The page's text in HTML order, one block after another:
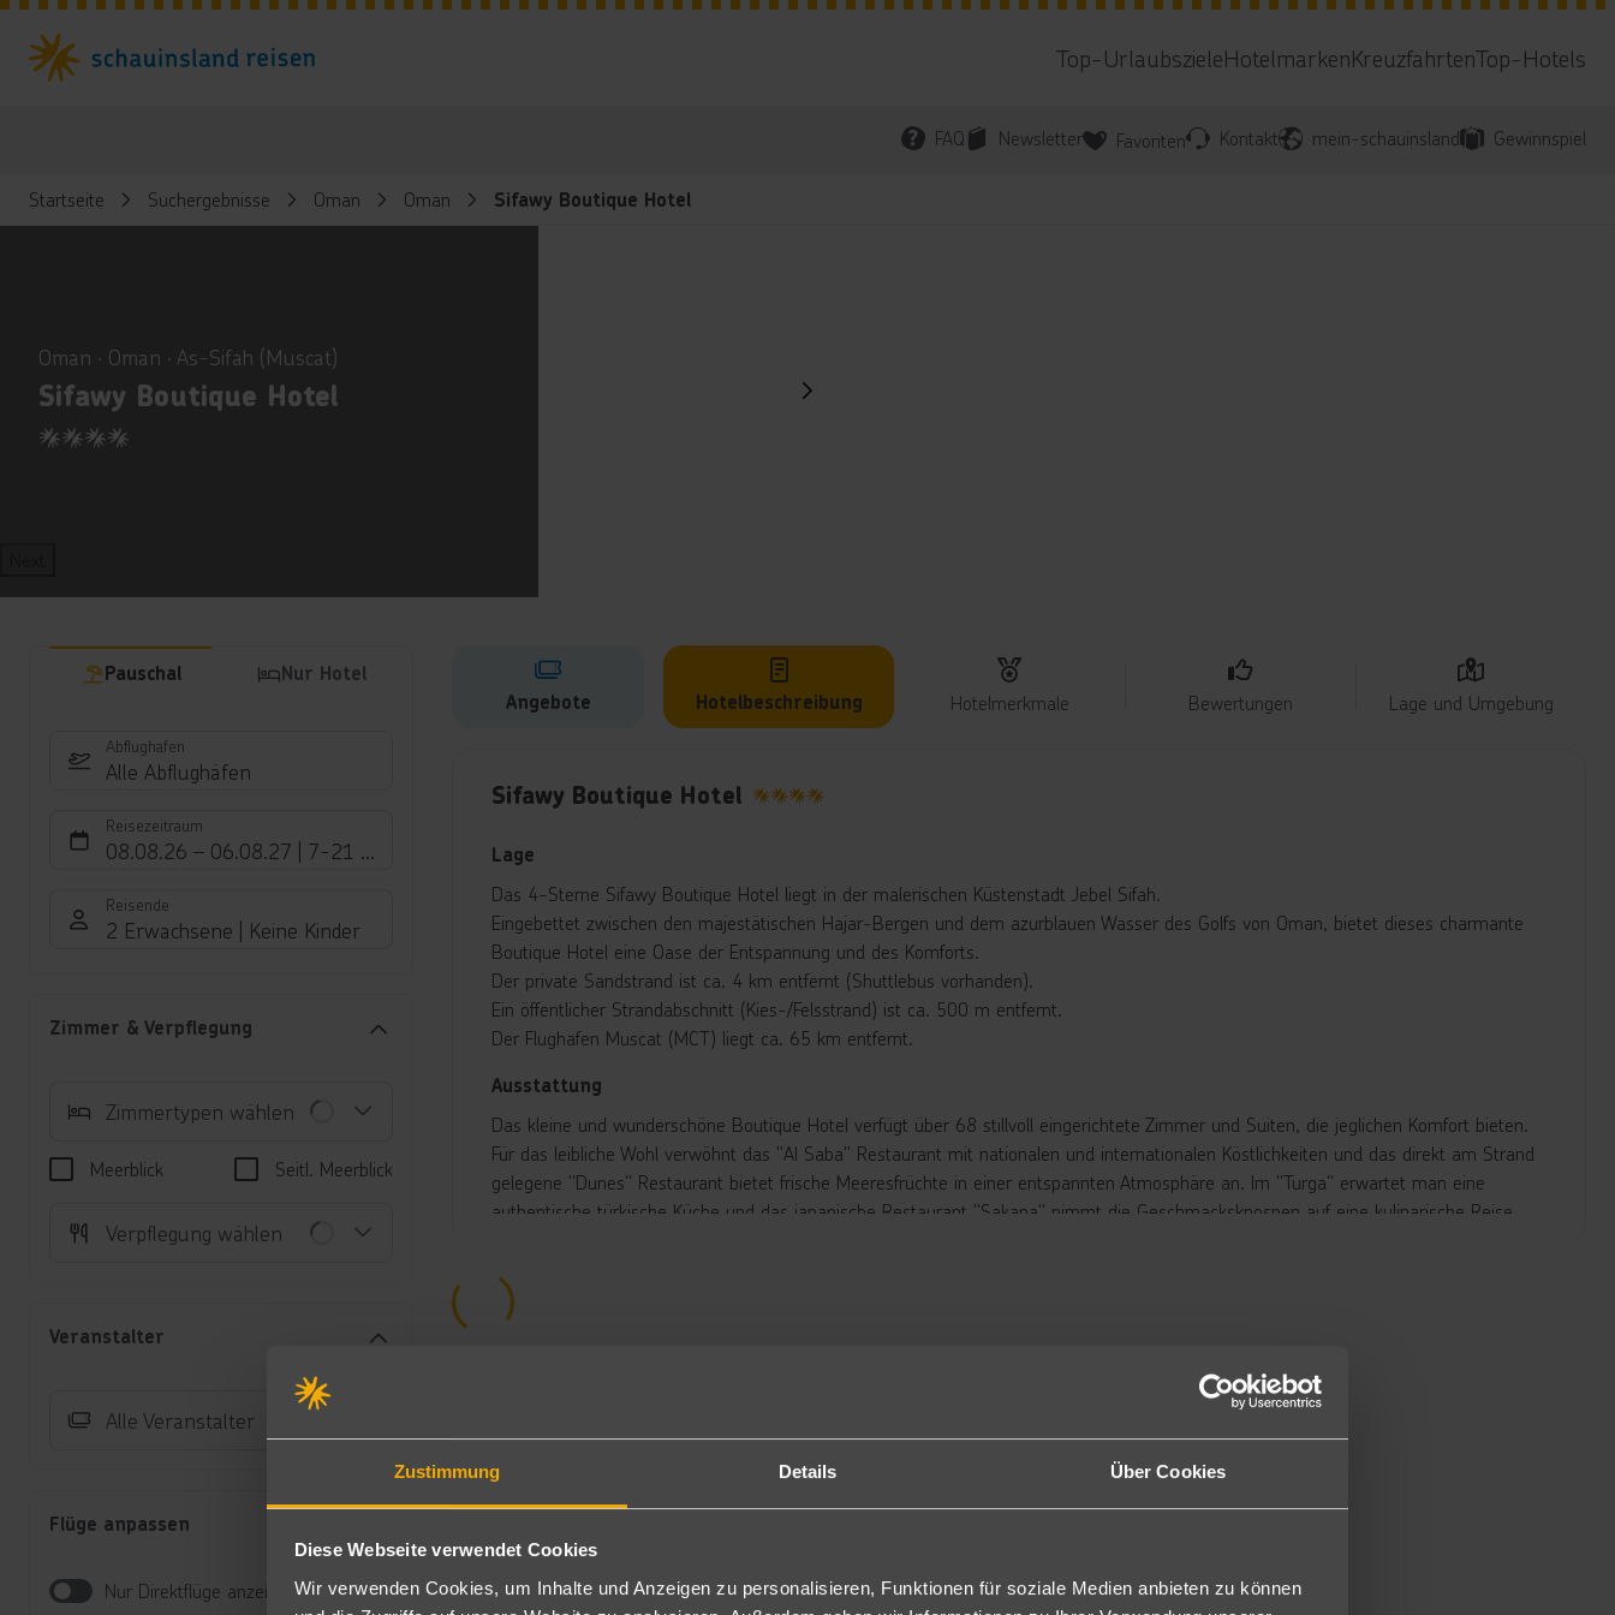
Zustimmung Details Über Cookies
Diese Webseite verwendet Cookies
Wir verwenden Cookies, um Inhalte und Anzeigen zu personalisieren, Funktionen für soziale Medien anbieten zu können
Top-UrlaubszieleHotelmarkenKreuzfahrtenTop-Hotels
FAQ Newsletter Favoriten Kontakt mein-schauinsland Gewinnspiel
Startseite Suchergebnisse Oman Oman Sifawy Boutique Hotel
Oman ∙ Oman ∙ As-Sifah (Muscat)
Sifawy Boutique Hotel
4
Pauschal Nur Hotel
Abflughafen
Alle Abflughäfen
Reisezeitraum
08.08.26 – 06.08.27 7-21 Nächte
Reisende
2 Erwachsene Keine Kinder
Zimmer & Verpflegung
Zimmertypen wählen
Meerblick Seitl. Meerblick
Verpflegung wählen
Veranstalter
Alle Veranstalter
Flüge anpassen
Nur Direktflüge anzeigen
Angebote Hotelbeschreibung Hotelmerkmale Bewertungen Lage und Umgebung
Sifawy Boutique Hotel
Lage
Das 4-Sterne Sifawy Boutique Hotel liegt in der malerischen Küstenstadt Jebel Sifah.
Eingebettet zwischen den majestätischen Hajar-Bergen und dem azurblauen Wasser des Golfs von Oman, bietet dieses charmante
Boutique Hotel eine Oase der Entspannung und des Komforts.
Der private Sandstrand ist ca. 4 km entfernt (Shuttlebus vorhanden).
Ein öffentlicher Strandabschnitt (Kies-/Felsstrand) ist ca. 500 m entfernt.
Der Flughafen Muscat (MCT) liegt ca. 65 km entfernt.
Ausstattung
Das kleine und wunderschöne Boutique Hotel verfügt über 68 stillvoll eingerichtete Zimmer und Suiten, die jeglichen Komfort bieten.
Für das leibliche Wohl verwöhnt das "Al Saba" Restaurant mit nationalen und internationalen Köstlichkeiten und das direkt am Strand
gelegene "Dunes" Restaurant bietet frische Meeresfrüchte in einer entspannten Atmosphäre an. Im "Turga" erwartet man eine
authentische türkische Küche und das japanische Restaurant "Sakana" nimmt die Geschmacksknospen auf eine kulinarische Reise
Der Swimmingpool befindet sich auf der herrlichen Terrasse und spenden Abkühlung an einem warmen Sommertag. Für die kleinen
Gäste gibt es einen separaten Kinderpool, in dem Spiel und Spaß freien Lauf gelassen werden kann. Liegen, Schirme und Handtücher
Sifawy Room: Die komfortabel eingerichteten Sifawy Rooms (D/DE) sind ca. 34 m² groß und verfügen über ein Bad mit
Dusche/WC, Föhn, Bademäntel und Slipper, Klimaanlage, Wi-Fi, Safe, LCD-TV, Kaffeemaschine und Teekocher sowie einen
sind etwas größer und verfügen zusätzlich über einen kleinen Wohnraum (optische Trennung). Vom möblierten Balkon blickt man
Marina Suite: Die 54 m² großen Marina Suiten (S2/S1) verfügen über die gleiche Ausstattung wie die Sifawy Rooms. Zusätzlich